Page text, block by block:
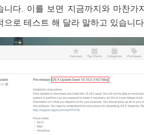
니다. 이를 보면 지금까지와 마찬가
으로 테스트 해 달라 말하고 있습니다.